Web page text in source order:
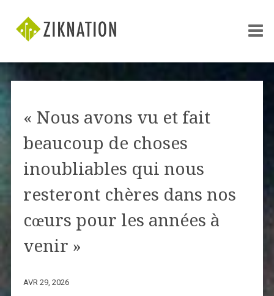
« Nous avons vu et fait
beaucoup de choses
inoubliables qui nous
resteront chères dans nos
cœurs pour les années à
venir »
AVR 29, 2026